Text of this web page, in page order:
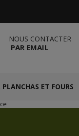
NOUS CONTACTER
PAR EMAIL
PLANCHAS ET FOURS